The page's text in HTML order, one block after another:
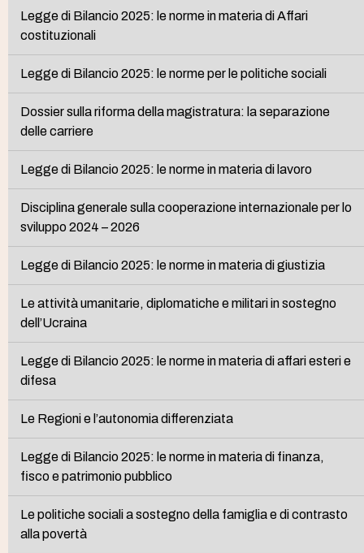
Legge di Bilancio 2025: le norme in materia di Affari
costituzionali
Legge di Bilancio 2025: le norme per le politiche sociali
Dossier sulla riforma della magistratura: la separazione
delle carriere
Legge di Bilancio 2025: le norme in materia di lavoro
Disciplina generale sulla cooperazione internazionale per lo
sviluppo 2024 – 2026
Legge di Bilancio 2025: le norme in materia di giustizia
Le attività umanitarie, diplomatiche e militari in sostegno
dell’Ucraina
Legge di Bilancio 2025: le norme in materia di affari esteri e
difesa
Le Regioni e l’autonomia differenziata
Legge di Bilancio 2025: le norme in materia di finanza,
fisco e patrimonio pubblico
Le politiche sociali a sostegno della famiglia e di contrasto
alla povertà